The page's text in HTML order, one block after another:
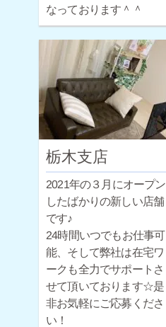
なっております＾＾
栃木支店
2021年の３月にオープン
したばかりの新しい店舗
です♪
24時間いつでもお仕事可
能、そして弊社は在宅ワ
ークも全力でサポートさ
せて頂いております☆是
非お気軽にご応募くださ
い！